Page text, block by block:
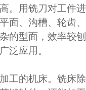
。用铣刀对工件进
面、沟槽、轮齿、
的型面，效率较刨
泛应用。
工的机床。铣床除